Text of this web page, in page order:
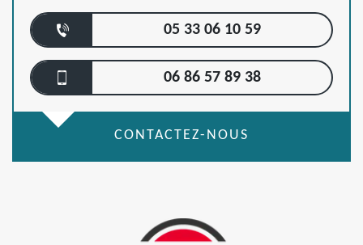
05 33 06 10 59
06 86 57 89 38
CONTACTEZ-NOUS